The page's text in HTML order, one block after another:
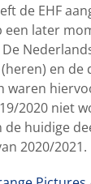
de EHF
een later
en de
waren
2020 niet
de huidige
2020/2021.